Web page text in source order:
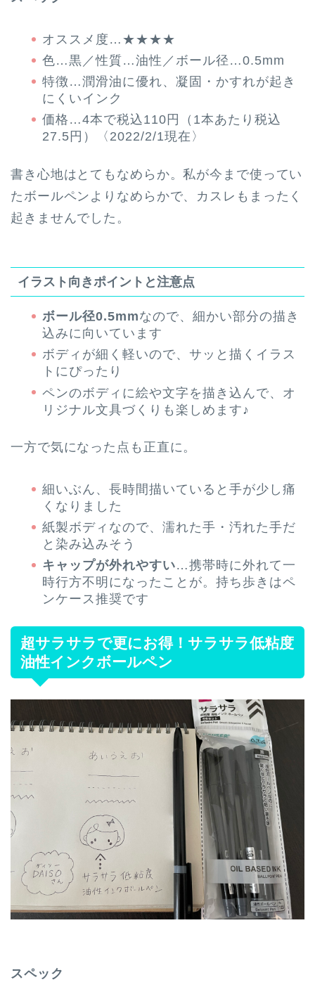
オススメ度…★★★★
色…黒／性質…油性／ボール径…0.5mm
特徴…潤滑油に優れ、凝固・かすれが起き
にくいインク
価格…4本で税込110円（1本あたり税込
27.5円）〈2022/2/1現在〉
書き心地はとてもなめらか。私が今まで使ってい
たボールペンよりなめらかで、カスレもまったく
起きませんでした。
イラスト向きポイントと注意点
ボール径0.5mmなので、細かい部分の描き
込みに向いています
ボディが細く軽いので、サッと描くイラス
トにぴったり
ペンのボディに絵や文字を描き込んで、オ
リジナル文具づくりも楽しめます♪
一方で気になった点も正直に。
細いぶん、長時間描いていると手が少し痛
くなりました
紙製ボディなので、濡れた手・汚れた手だ
と染み込みそう
キャップが外れやすい…携帯時に外れて一
時行方不明になったことが。持ち歩きはペ
ンケース推奨です
超サラサラで更にお得！サラサラ低粘度
油性インクボールペン
スペック